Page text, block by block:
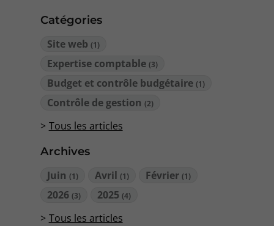
Catégories
Site web (1)
Expertise comptable (3)
Budget et contrôle budgétaire (1)
Contrôle de gestion (2)
Tous les articles
Archives
Juin (1) Avril(1) Février(1)
2026 (3) 2025(4)
Tous les articles